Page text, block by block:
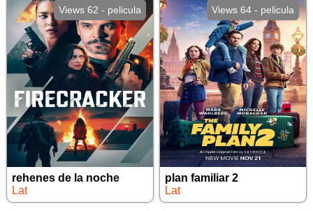
Views 62 - pelicula
rehenes de la noche
Lat
Views 64 - pelicula
plan familiar 2
Lat